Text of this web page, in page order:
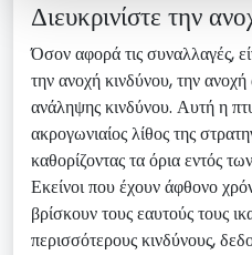
Διευκρινίστε την
Όσον αφορά τις συναλλαγές,
την ανοχή κινδύνου, την
ανάληψης κινδύνου. Αυτή η
ακρογωνιαίος λίθος της
καθορίζοντας τα όρια εντός
Εκείνοι που έχουν άφθονο
βρίσκουν τους εαυτούς τους
περισσότερους κινδύνους,